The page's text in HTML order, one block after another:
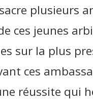
plusieurs
ces jeunes
sur la plus
ces
réussite qui